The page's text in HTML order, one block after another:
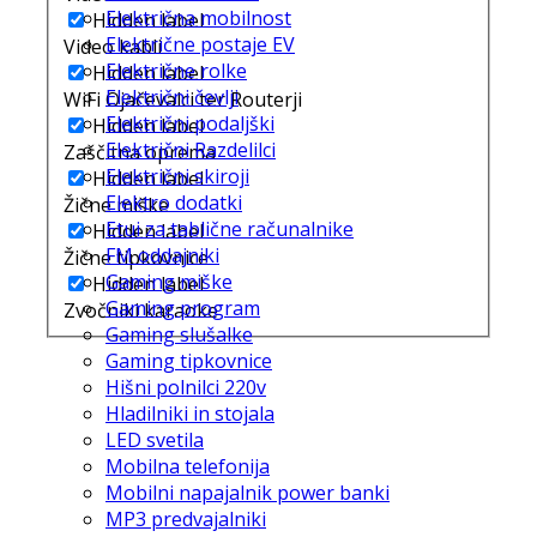
Hidden label
Video kabli
Hidden label
WiFi Ojačevalci ter Routerji
Hidden label
Zaščitna oprema
Hidden label
Žične miške
Hidden label
Žične tipkovnice
Hidden label
Zvočniki karaoke
Električna mobilnost
Električne postaje EV
Električne rolke
Električni čevlji
Električni podaljški
Električni Razdelilci
Električni skiroji
Elektro dodatki
Etui za tablične računalnike
FM oddajniki
Gaming miške
Gaming program
Gaming slušalke
Gaming tipkovnice
Hišni polnilci 220v
Hladilniki in stojala
LED svetila
Mobilna telefonija
Mobilni napajalnik power banki
MP3 predvajalniki